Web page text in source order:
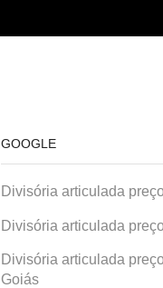
GOOGLE
Divisória articulada
Divisória articulada
Divisória articulada
Goiás